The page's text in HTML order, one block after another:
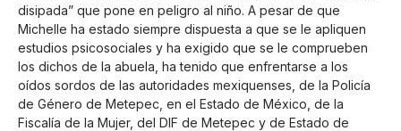
disipada” que pone en peligro al niño. A pesar de que
Michelle ha estado siempre dispuesta a que se le apliquen
estudios psicosociales y ha exigido que se le comprueben
los dichos de la abuela, ha tenido que enfrentarse a los
oídos sordos de las autoridades mexiquenses, de la Policía
de Género de Metepec, en el Estado de México, de la
Fiscalía de la Mujer, del DIF de Metepec y de Estado de